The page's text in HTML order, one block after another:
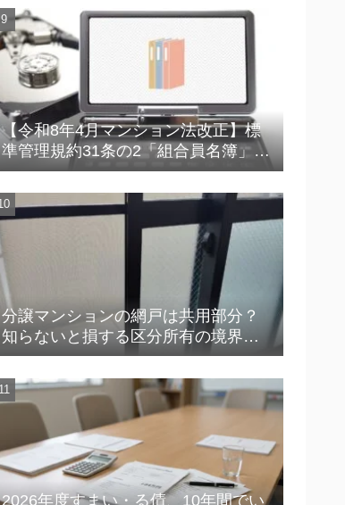
【令和8年4月マンション法改正】標
準管理規約31条の2「組合員名簿」の
実務ポイント【連絡不能・災害対応
で困らないために】
分譲マンションの網戸は共用部分？
知らないと損する区分所有の境界線
【YouTube解説付き】
2026年度すまい・る債、10年間でい